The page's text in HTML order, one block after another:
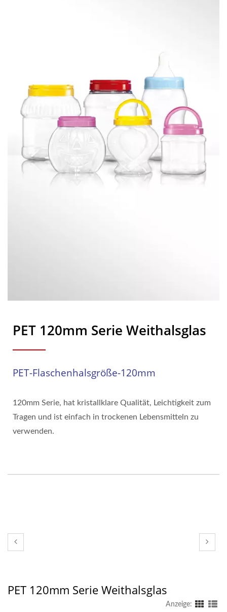
PET 120mm Serie Weithalsglas
PET-Flaschenhalsgröße-120mm
120mm Serie, hat kristallklare Qualität, Leichtigkeit zum
Tragen und ist einfach in trockenen Lebensmitteln zu
verwenden.
PET 120mm Serie Weithalsglas
Anzeige: